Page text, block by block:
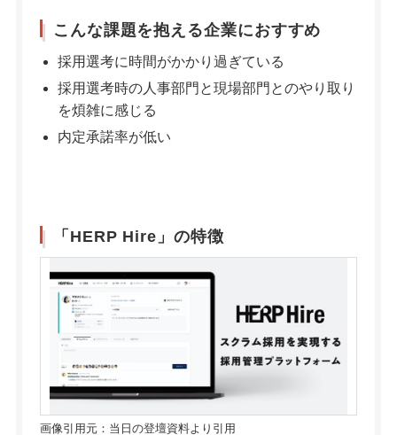
こんな課題を抱える企業におすすめ
採用選考に時間がかかり過ぎている
採用選考時の人事部門と現場部門とのやり取り
を煩雑に感じる
内定承諾率が低い
「HERP Hire」の特徴
画像引用元：当日の登壇資料より引用